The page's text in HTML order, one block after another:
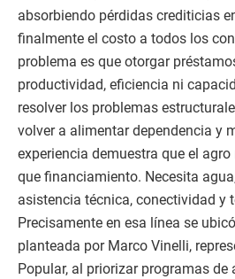
absorbiendo pérdidas crediticias
finalmente el costo a todos los
problema es que otorgar
productividad, eficiencia ni
resolver los problemas
volver a alimentar dependencia y
experiencia demuestra que el
que financiamiento. Necesita
asistencia técnica, conectividad y
Precisamente en esa línea se
planteada por Marco Vinelli,
Popular, al priorizar programas